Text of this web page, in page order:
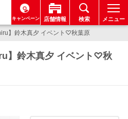
キャンペーン 店舗情報 検索 メニュー
】鈴木真夕 イベント♡秋葉原
】鈴木真夕 イベント♡秋